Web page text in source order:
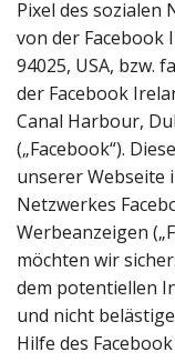
Pixel des sozialen
von der Facebook
94025, USA, bzw.
der Facebook
Canal Harbour,
(„Facebook“).
unserer Webseite
Netzwerkes
Werbeanzeigen
möchten wir
dem potentiellen
und nicht
Hilfe des